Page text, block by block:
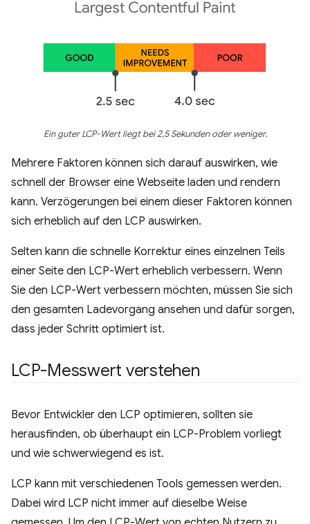
Ein guter LCP-Wert liegt bei 2,5 Sekunden oder weniger.
Mehrere Faktoren können sich darauf auswirken, wie
schnell der Browser eine Webseite laden und rendern
kann. Verzögerungen bei einem dieser Faktoren können
sich erheblich auf den LCP auswirken.
Selten kann die schnelle Korrektur eines einzelnen Teils
einer Seite den LCP-Wert erheblich verbessern. Wenn
Sie den LCP-Wert verbessern möchten, müssen Sie sich
den gesamten Ladevorgang ansehen und dafür sorgen,
dass jeder Schritt optimiert ist.
LCP-Messwert verstehen
Bevor Entwickler den LCP optimieren, sollten sie
herausfinden, ob überhaupt ein LCP-Problem vorliegt
und wie schwerwiegend es ist.
LCP kann mit verschiedenen Tools gemessen werden.
Dabei wird LCP nicht immer auf dieselbe Weise